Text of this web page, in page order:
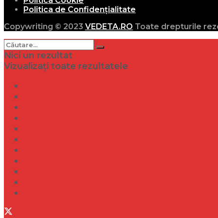
Politica de Confidențialitate
Copywriting © 2023 VEDETA.RO Toate drepturile
Nici un rezultat
Vizualizați toate rezultatele